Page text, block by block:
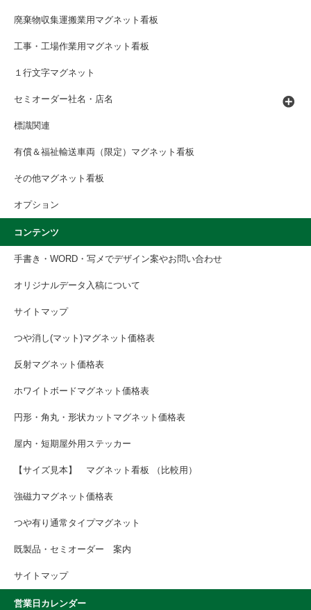
廃棄物収集運搬業用マグネット看板
工事・工場作業用マグネット看板
１行文字マグネット
セミオーダー社名・店名
標識関連
有償＆福祉輸送車両（限定）マグネット看板
その他マグネット看板
オプション
コンテンツ
手書き・WORD・写メでデザイン案やお問い合わせ
オリジナルデータ入稿について
サイトマップ
つや消し(マット)マグネット価格表
反射マグネット価格表
ホワイトボードマグネット価格表
円形・角丸・形状カットマグネット価格表
屋内・短期屋外用ステッカー
【サイズ見本】 マグネット看板 （比較用）
強磁力マグネット価格表
つや有り通常タイプマグネット
既製品・セミオーダー 案内
サイトマップ
営業日カレンダー